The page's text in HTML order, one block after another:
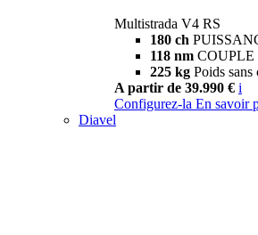
Multistrada V4 RS
180 ch
118 nm COUPLE
225 kg Poids sans
A partir de 39.990 € i
Configurez-la En savoir
Diavel